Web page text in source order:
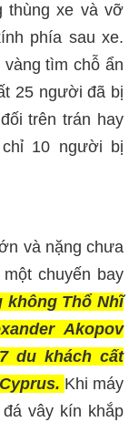
thùng xe và vỡ
phía sau xe.
tìm chỗ ẩn
25 người đã bị
trên trán hay
10 người bị
và nặng chưa
chuyến bay
không Thổ Nhĩ
Akopov
du khách cất
Khi máy
vây kín khắp